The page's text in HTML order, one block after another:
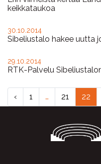
keikkataukoa
30.10.2014
Sibeliustalo hakee uutta
29.10.2014
RTK-Palvelu
‹ 1 … 21 22